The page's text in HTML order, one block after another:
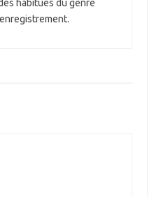
habitués du genre